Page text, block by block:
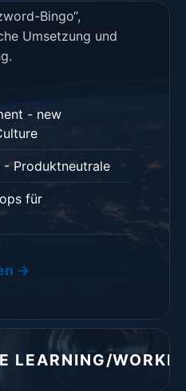
Bingo“,
Umsetzung und
- new
- Produktneutrale
für
→
LEARNING/